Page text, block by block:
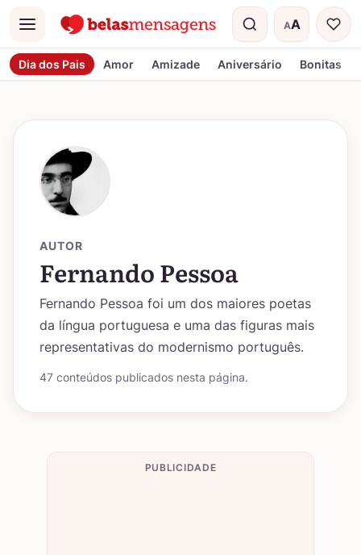
Menu AA
Tamanho do
Dia dos Pais Amor Amizade Aniversário Bonitas
AUTOR
Fernando Pessoa
Fernando Pessoa foi um dos maiores poetas
da língua portuguesa e uma das figuras mais
representativas do modernismo português.
47 conteúdos publicados nesta página.
PUBLICIDADE